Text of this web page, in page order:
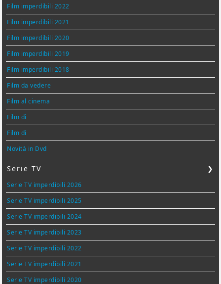
Film imperdibili 2022
Film imperdibili 2021
Film imperdibili 2020
Film imperdibili 2019
Film imperdibili 2018
Film da vedere
Film al cinema
Film di
Film di
Novità in Dvd
Serie TV ❯
Serie TV imperdibili 2026
Serie TV imperdibili 2025
Serie TV imperdibili 2024
Serie TV imperdibili 2023
Serie TV imperdibili 2022
Serie TV imperdibili 2021
Serie TV imperdibili 2020